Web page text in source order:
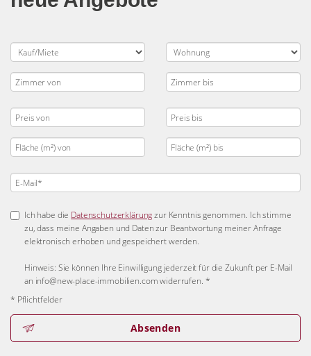
Ich habe die Datenschutzerklärungzur Kenntnis genommen. Ich stimme
zu, dass meine Angaben und Daten zur Beantwortung meiner Anfrage
elektronisch erhoben und gespeichert werden.
Hinweis: Sie können Ihre Einwilligung jederzeit für die Zukunft per E-Mail
an info@new-place-immobilien.com widerrufen. *
* Pflichtfelder
Absenden